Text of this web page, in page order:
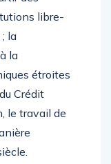
libre-
la
la
étroites
Crédit
le travail de